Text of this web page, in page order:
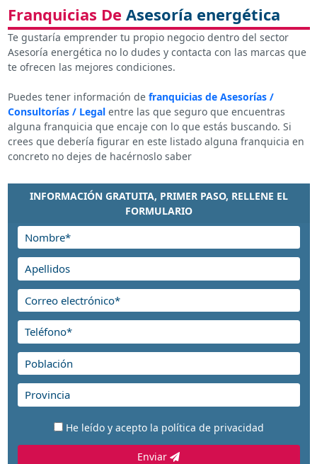
Franquicias De Asesoría energética
Te gustaría emprender tu propio negocio dentro del sector
Asesoría energética no lo dudes y contacta con las marcas que
te ofrecen las mejores condiciones.
Puedes tener información de franquicias de Asesorías /
Consultorías / Legalentre las que seguro que encuentras
alguna franquicia que encaje con lo que estás buscando. Si
crees que debería figurar en este listado alguna franquicia en
concreto no dejes de hacérnoslo saber
INFORMACIÓN GRATUITA, PRIMER PASO, RELLENE EL
FORMULARIO
He leído y acepto la política de privacidad
Enviar